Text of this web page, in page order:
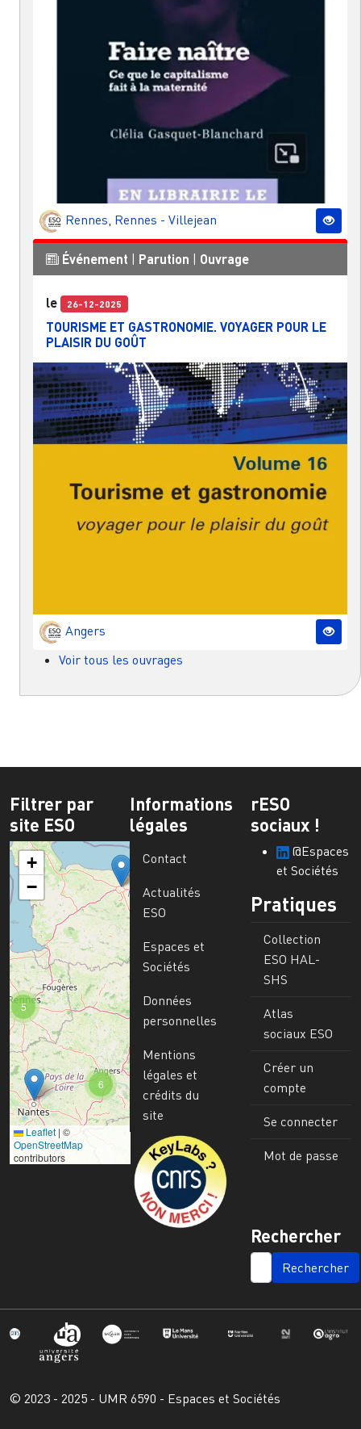
Rennes, Rennes - Villejean
Événement Parution Ouvrage
le 26-12-2025
TOURISME ET GASTRONOMIE. VOYAGER POUR LE
PLAISIR DU GOÛT
Angers
Voir tous les ouvrages
Filtrer par
site ESO
6
5
+
−
Leaflet | ©
OpenStreetMap
contributors
Informations
légales
Contact
Actualités
ESO
Espaces et
Sociétés
Données
personnelles
Mentions
légales et
crédits du
site
Image
rESO
sociaux !
@Espaces
et Sociétés
Pratiques
Collection
ESO HAL-
SHS
Atlas
sociaux ESO
Créer un
compte
Se connecter
Mot de passe
Rechercher
SEARCH
© 2023 - 2025 - UMR 6590 - Espaces et Sociétés